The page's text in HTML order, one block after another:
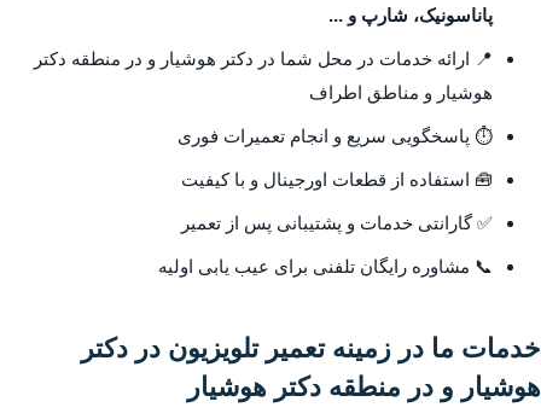
پاناسونیک، شارپ و ...
📍 ارائه خدمات در محل شما در دکتر هوشیار و در منطقه دکتر
هوشیار و مناطق اطراف
⏱️ پاسخگویی سریع و انجام تعمیرات فوری
🧰 استفاده از قطعات اورجینال و با کیفیت
✅ گارانتی خدمات و پشتیبانی پس از تعمیر
📞 مشاوره رایگان تلفنی برای عیب یابی اولیه
خدمات ما در زمینه تعمیر تلویزیون در دکتر
هوشیار و در منطقه دکتر هوشیار